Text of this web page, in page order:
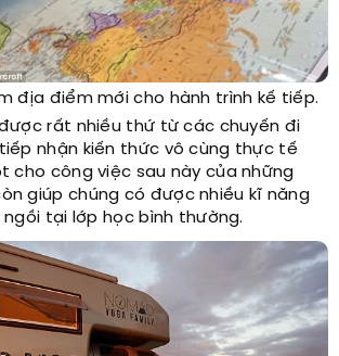
địa điểm mới cho hành trình kế tiếp.
rất nhiều thứ từ các chuyến đi
nhận kiến thức vô cùng thực tế
cho công việc sau này của những
giúp chúng có được nhiều kĩ năng
tại lớp học bình thường.